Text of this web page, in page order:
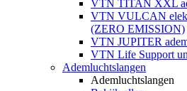
VTN TITAN XXL
VTN VULCAN
(ZERO EMISSION)
VTN JUPITER
VTN Life Support
Ademluchtslangen
Ademluchtslangen